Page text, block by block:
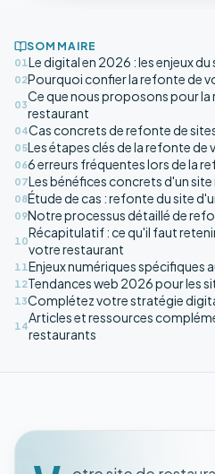
SOMMAIRE
01 Le digital en 2026 : les enjeux
02Pourquoi confier la refonte de
03
Ce que nous proposons pour
restaurant
04Cas concrets de refonte de
05Les étapes clés de la refonte
066 erreurs fréquentes lors de la
07Les bénéfices concrets d'un
08Étude de cas : refonte du site
09Notre processus détaillé de
10
Récapitulatif : ce qu'il faut
votre restaurant
11 Enjeux numériques spécifiques
12Tendances web 2026 pour les
13Complétez votre stratégie
14
Articles et ressources
restaurants